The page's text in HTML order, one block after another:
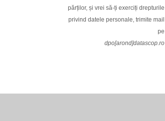
părților, și vrei să-ți exerciți drepturile
privind datele personale, trimite mail
pe
dpo[arond]datascop.ro